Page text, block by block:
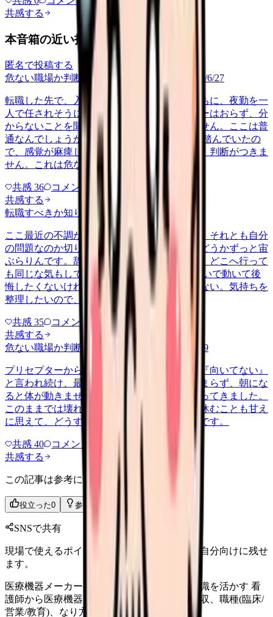
共感する
本音箱の近い投稿
匿名で投稿する
危ない職場か判断してほしい
2026/6/27
転職した先で、入職して二ヶ月も経たないうちに、夜勤を一
人で任されそうになっています。プリセプターはおらず、分
からないことを聞ける相手も日によっていません。ここは普
通なんでしょうか。 前の職場はもっと段階を踏んでいたの
で、感覚が麻痺しているのか自分が甘いのか、判断がつきま
せん。これは危ない環境なのか…
共感 36 コメント
共感する
転職すべきか知りたい
other 2026/6/26
ここ最近の不調が、職場の環境のせいなのか、それとも自分
の問題なのか切り分けられず、転職すべきかどうかずっと宙
ぶらりんです。辞めれば楽になる気もするし、どこへ行って
も同じな気もして、決め手がありません。 勢いで動いて後
悔したくないけれど、このまま留まる根拠もない。気持ちを
整理したいので、判断材料の集…
共感 35 コメント
共感する
危ない職場か判断してほしい harassment 2026/6/9
プリセプターから毎日のように『辞めれば』『向いてない』
と言われ続け、最近は職場が近づくと涙が止まらず、朝にな
ると体が動きません。食事も喉を通らなくなってきました。
このままでは壊れてしまう気がします。でも休むことも甘え
に思えて、どうすればいいのか分からないんです。
共感 40 コメント
共感する
この記事は参考になりましたか？
役立った0 参考になった
SNSで共有
現場で使えるポイントを、同僚やあとで読む自分向けに残せ
ます。
医療機器メーカーへの転職｜看護師の技術知識を活かす 看
護師から医療機器メーカーへの転職方法、年収、職種(臨床/
営業/教育)、なり方を解説します。